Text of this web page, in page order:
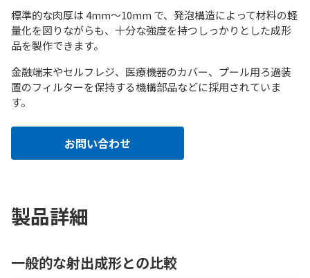
標準的な肉厚は 4mm〜10mm で、発泡構造によって材料の軽
量化を図りながらも、十分な強度を持つしっかりとした成形
品を製作できます。
金融端末やセルフレジ、医療機器のカバー、プール用ろ過装
置のフィルターを保持する機構部品などに採用されていま
す。
お問い合わせ
製品詳細
一般的な射出成形との比較